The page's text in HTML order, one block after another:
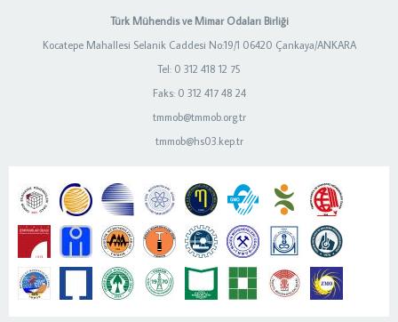
Türk Mühendis ve Mimar Odaları Birliği
Kocatepe Mahallesi Selanik Caddesi No:19/1 06420 Çankaya/ANKARA
Tel: 0 312 418 12 75
Faks: 0 312 417 48 24
tmmob@tmmob.org.tr
tmmob@hs03.kep.tr